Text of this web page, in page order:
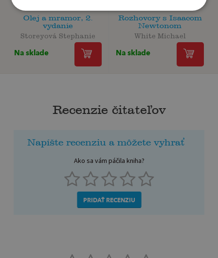
Olej a mramor, 2.
vydanie
Storeyová Stephanie
Na sklade
Rozhovory s Isaacom
Newtonom
White Michael
Na sklade
Recenzie čitateľov
Napíšte recenziu a môžete vyhrať
Ako sa vám páčila kniha?
PRIDAŤ RECENZIU